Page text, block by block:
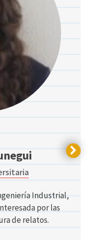
Industrial,
por las
de relatos.